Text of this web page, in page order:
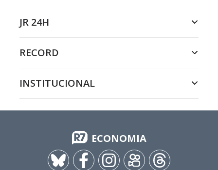
JR 24H
RECORD
INSTITUCIONAL
ECONOMIA